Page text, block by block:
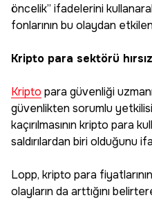
öncelik” ifadelerini
fonlarının bu olaydan
Kripto para sektörü
Kripto para güvenliği
güvenlikten sorumlu
kaçırılmasının kripto para
saldırılardan biri olduğunu
Lopp, kripto para
olayların da arttığını